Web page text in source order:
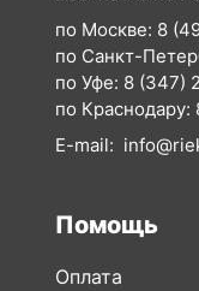
по Москве: 8
по Санкт-
по Уфе: 8 (347)
по Краснодару:
E-mail:
Помощь
Оплата